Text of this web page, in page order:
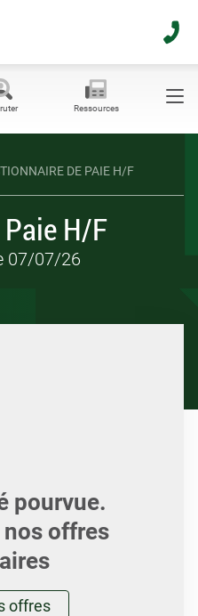
Ressources
DE PAIE H/F
H/F
07/07/26
pourvue.
nos offres
offres